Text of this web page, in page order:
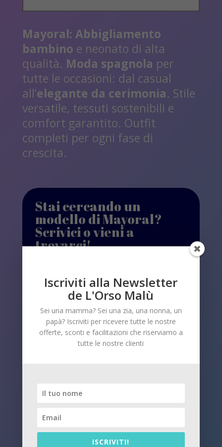
Mayoral: Abbigliamento
bambino e neonato di alta
qualità. Moda spagnola per
tutte le occasioni: dal casual
all’elegante da cerimonia. Stile
versatile, tessuti sostenibili e
comfort garantito. Outfit
completi per ogni fase di
crescita.
Stai cercando un
modello di Mayoral?
Scrivici o vieni a
trovarci!
Iscriviti alla Newsletter
de L'Orso Malù
Sei una mamma? Sei una zia, una nonna, un
papà? Iscriviti per ricevere tutte le nostre
offerte, sconti e facilitazioni che riserviamo a
tutte le nostre clienti
ISCRIVITI!